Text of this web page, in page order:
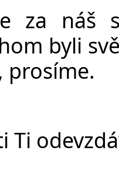
za náš
byli
prosíme.
Ti